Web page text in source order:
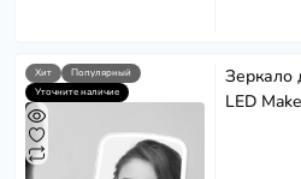
Хит
Популярный
Уточните наличие
Зеркало
LED
S Softech
Эффективность в каждом